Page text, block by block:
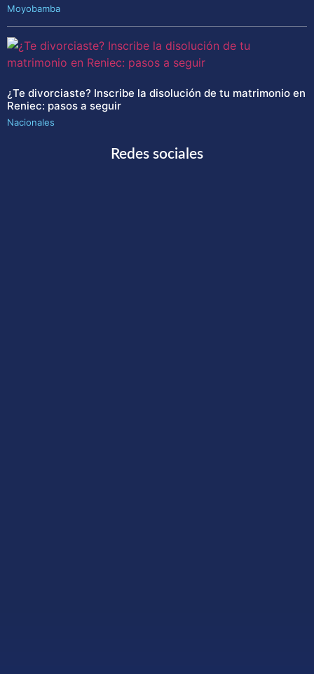
Moyobamba
¿Te divorciaste? Inscribe la disolución de tu matrimonio en
Reniec: pasos a seguir
Nacionales
Redes sociales